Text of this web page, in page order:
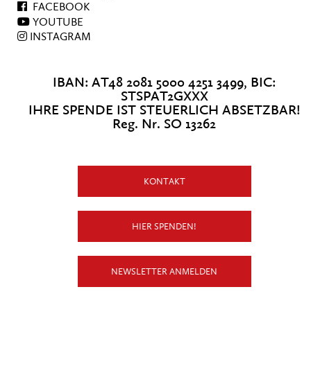
FACEBOOK
YOUTUBE
INSTAGRAM
IBAN: AT48 2081 5000 4251 3499, BIC:
STSPAT2GXXX
IHRE SPENDE IST STEUERLICH ABSETZBAR!
Reg. Nr. SO 13262
KONTAKT
HIER SPENDEN!
NEWSLETTER ANMELDEN